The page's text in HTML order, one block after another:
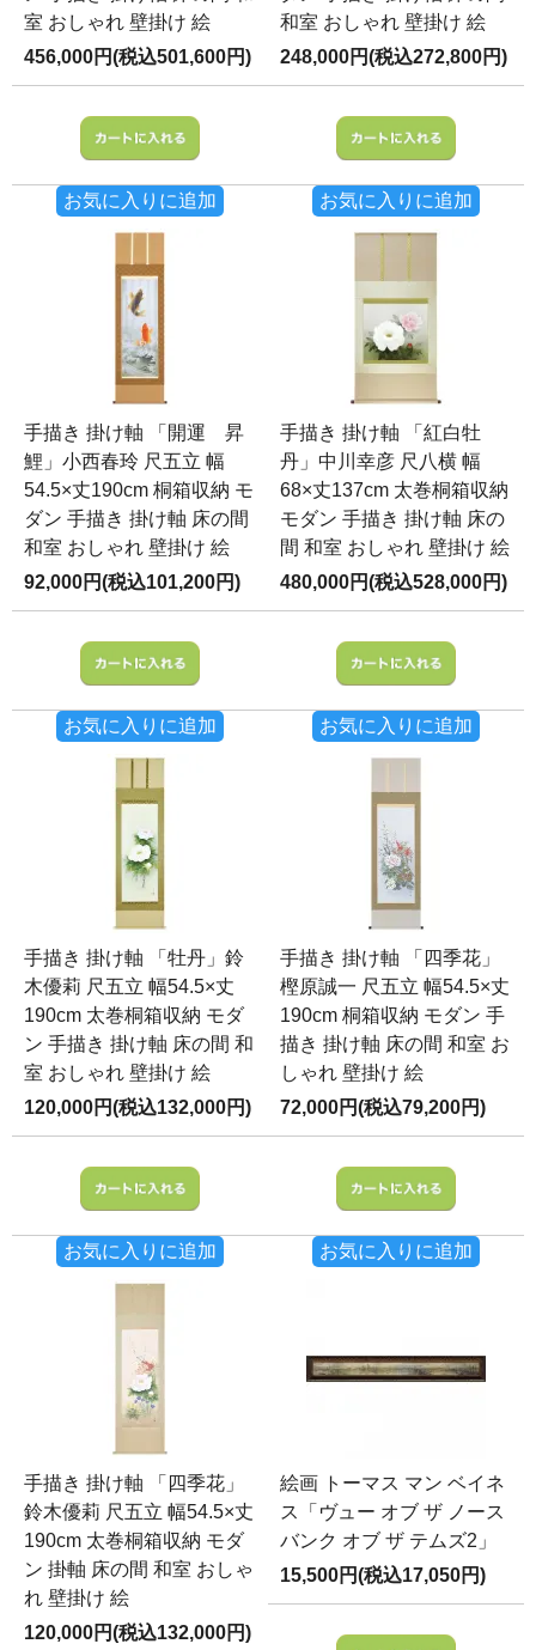
室 おしゃれ 壁掛け 絵
456,000円(税込501,600円)
お気に入りに追加
和室 おしゃれ 壁掛け 絵
248,000円(税込272,800円)
お気に入りに追加
手描き 掛け軸 「開運 昇
鯉」小西春玲 尺五立 幅
54.5×丈190cm 桐箱収納 モ
ダン 手描き 掛け軸 床の間
和室 おしゃれ 壁掛け 絵
92,000円(税込101,200円)
お気に入りに追加
手描き 掛け軸 「紅白牡
丹」中川幸彦 尺八横 幅
68×丈137cm 太巻桐箱収納
モダン 手描き 掛け軸 床の
間 和室 おしゃれ 壁掛け 絵
480,000円(税込528,000円)
お気に入りに追加
手描き 掛け軸 「牡丹」鈴
木優莉 尺五立 幅54.5×丈
190cm 太巻桐箱収納 モダ
ン 手描き 掛け軸 床の間 和
室 おしゃれ 壁掛け 絵
120,000円(税込132,000円)
お気に入りに追加
手描き 掛け軸 「四季花」
樫原誠一 尺五立 幅54.5×丈
190cm 桐箱収納 モダン 手
描き 掛け軸 床の間 和室 お
しゃれ 壁掛け 絵
72,000円(税込79,200円)
お気に入りに追加
手描き 掛け軸 「四季花」
鈴木優莉 尺五立 幅54.5×丈
190cm 太巻桐箱収納 モダ
ン 掛軸 床の間 和室 おしゃ
れ 壁掛け 絵
120,000円(税込132,000円)
絵画 トーマス マン ベイネ
ス「ヴュー オブ ザ ノース
バンク オブ ザ テムズ2」
15,500円(税込17,050円)